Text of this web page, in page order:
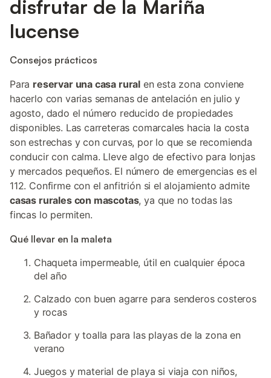
disfrutar de la Mariña
lucense
Consejos prácticos
Para reservar una casa rural en esta zona conviene
hacerlo con varias semanas de antelación en julio y
agosto, dado el número reducido de propiedades
disponibles. Las carreteras comarcales hacia la costa
son estrechas y con curvas, por lo que se recomienda
conducir con calma. Lleve algo de efectivo para lonjas
y mercados pequeños. El número de emergencias es el
112. Confirme con el anfitrión si el alojamiento admite
casas rurales con mascotas, ya que no todas las
fincas lo permiten.
Qué llevar en la maleta
Chaqueta impermeable, útil en cualquier época
del año
Calzado con buen agarre para senderos costeros
y rocas
Bañador y toalla para las playas de la zona en
verano
Juegos y material de playa si viaja con niños,